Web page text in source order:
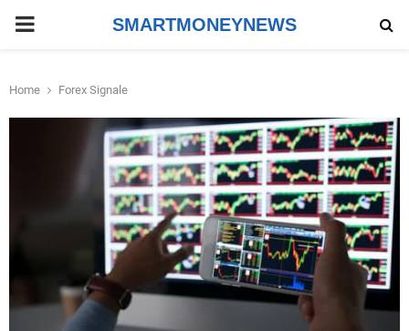
PRIMARY
SMARTMONEYNEWS
Home Forex Signale